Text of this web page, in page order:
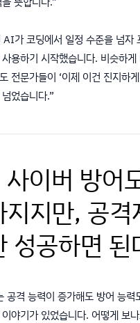
AI가 코딩에서 일정 수준을 넘자
사용하기 시작했습니다. 비슷하
전문가들이 ‘이제 이건 진지하
었습니다.”
이버 방어
지지만, 공격
성공하면 된
공격 능력이 증가해도 방어 능력
야기가 있었습니다. 어떻게 보